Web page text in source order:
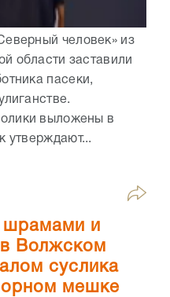
человек» из
области заставили
пасеки,
выложены в
утверждают...
шрамами и
Волжском
суслика
мешке